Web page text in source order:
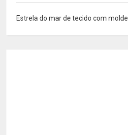
Estrela do mar de tecido com molde